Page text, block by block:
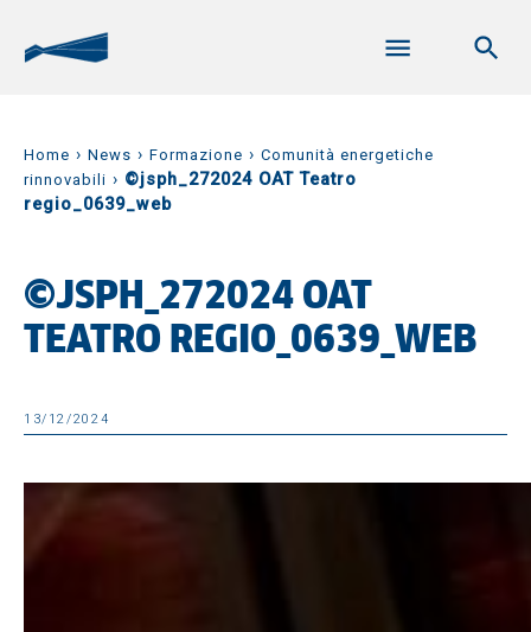
Home › News › Formazione › Comunità energetiche
rinnovabili › ©jsph_272024 OAT Teatro
regio_0639_web
©JSPH_272024 OAT
TEATRO REGIO_0639_WEB
13/12/2024